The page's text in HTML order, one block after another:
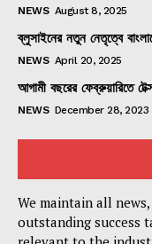
NEWS August 8, 2025
ব্লুসাইনের নতুন নেতৃত্বে
NEWS April 20, 2025
আগামী বছরের ফেব্রুয়ারিতে
NEWS December 28, 2023
We maintain all
outstanding success